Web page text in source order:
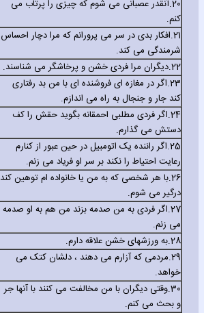
20.آنقدر عصبانی می شوم که چیزی را پرتاب می
کنم.
21. افکار بدی در سر می پرورانم که مرا دچار احساس
شرمندگی می کند.
22.دیگران مرا فردی خشن و پرخاشگر می شناسند.
23. اگر در مغازه ای فروشنده ای با من بد رفتاری
کند جار و جنجال به راه می اندازم.
24. اگر فردی مطلبی احمقانه بگوید حقش را کف
دستش می گذارم.
25. اگر راننده یک اتومبیل در حین عبور از کنارم
رعایت احتیاط را نکند بر سر او فریاد می زنم.
26.با هر شخصی که به من یا خانواده ام توهین کند
درگیر می شوم.
27. اگر فردی به من صدمه بزند من هم به او صدمه
می زنم.
28.به ورزشهای خشن علاقه دارم.
29. مردمی که آزارم می دهند ، دلشان کتک می
خواهد.
30.وقتی دیگران با من مخالفت می کنند با آنها جر
و بحث می کنم.